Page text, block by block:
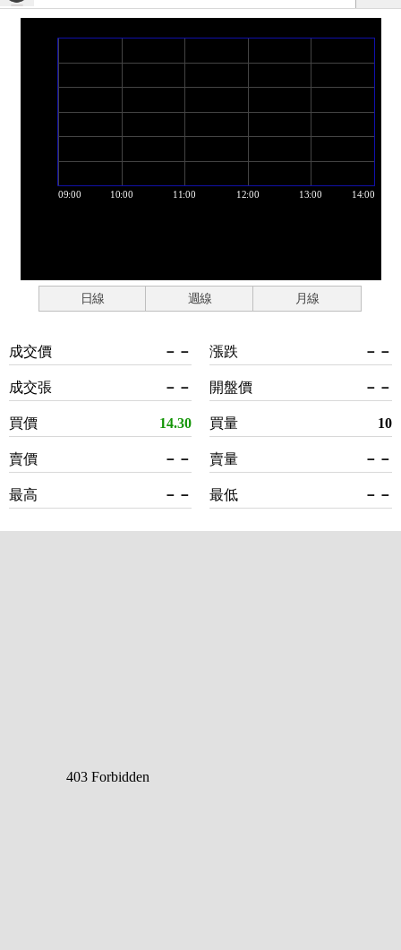
日線 週線 月線
成交價 －－
成交張 －－
買價 14.30
賣價 －－
最高 －－
漲跌 －－
開盤價 －－
買量 10
賣量 －－
最低 －－